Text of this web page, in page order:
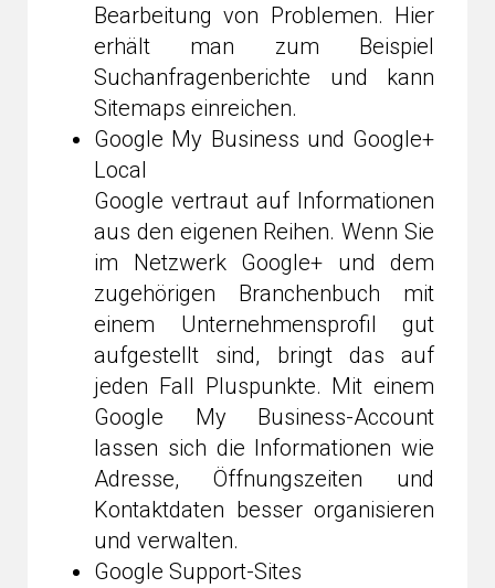
Bearbeitung von Problemen. Hier
erhält man zum Beispiel
Suchanfragenberichte und kann
Sitemaps einreichen.
Google My Business und Google+
Local
Google vertraut auf Informationen
aus den eigenen Reihen. Wenn Sie
im Netzwerk Google+ und dem
zugehörigen Branchenbuch mit
einem Unternehmensprofil gut
aufgestellt sind, bringt das auf
jeden Fall Pluspunkte. Mit einem
Google My Business-Account
lassen sich die Informationen wie
Adresse, Öffnungszeiten und
Kontaktdaten besser organisieren
und verwalten.
Google Support-Sites